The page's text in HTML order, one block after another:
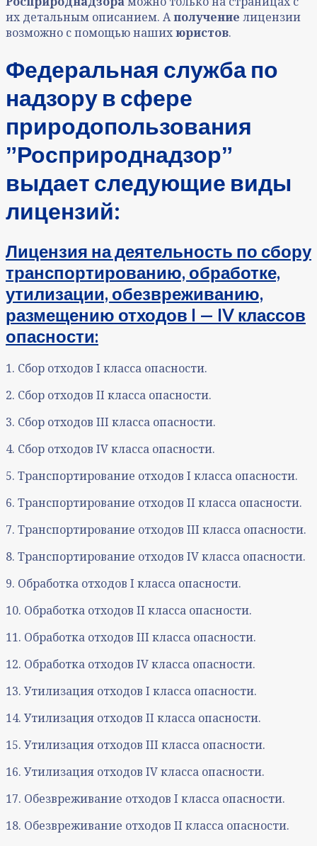
их детальным описанием. Аполучение лицензии
возможно с помощью нашихюристов.
Федеральная служба по
надзору в сфере
природопользования
ˮРосприроднадзорˮ
выдает следующие виды
лицензий:
Лицензия на деятельность по сбору
транспортированию, обработке,
утилизации, обезвреживанию,
размещению отходов I — IV классов
опасности:
1. Сбор отходов I класса опасности.
2. Сбор отходов II класса опасности.
3. Сбор отходов III класса опасности.
4. Сбор отходов IV класса опасности.
5. Транспортирование отходов I класса опасности.
6. Транспортирование отходов II класса опасности.
7. Транспортирование отходов III класса опасности.
8. Транспортирование отходов IV класса опасности.
9. Обработка отходов I класса опасности.
10. Обработка отходов II класса опасности.
11. Обработка отходов III класса опасности.
12. Обработка отходов IV класса опасности.
13. Утилизация отходов I класса опасности.
14. Утилизация отходов II класса опасности.
15. Утилизация отходов III класса опасности.
16. Утилизация отходов IV класса опасности.
17. Обезвреживание отходов I класса опасности.
18. Обезвреживание отходов II класса опасности.